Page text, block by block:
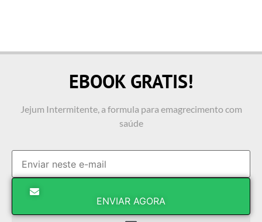
EBOOK GRATIS!
Jejum Intermitente, a formula para emagrecimento com
saúde
ENVIAR AGORA